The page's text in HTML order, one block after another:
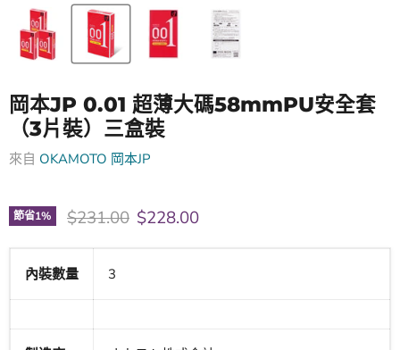
岡本JP 0.01 超薄大碼58mmPU安全套
（3片裝）三盒裝
來自 OKAMOTO 岡本JP
節省1% 原價
$231.00 現價
$228.00
內裝數量 3